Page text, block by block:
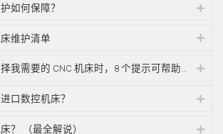
如何保障？
维护清单
我需要的 CNC 机床时，8 个提示可帮助您。
口数控机床？
？ （最全解说）